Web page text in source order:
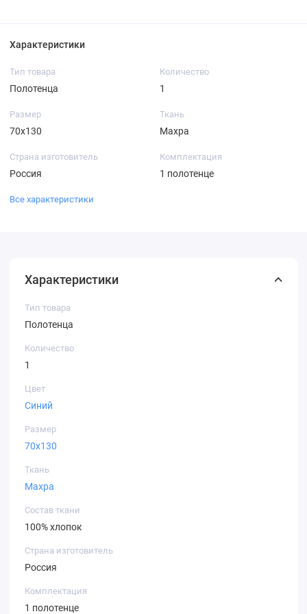
Характеристики
Тип товара
Полотенца
Количество
1
Размер
70х130
Ткань
Махра
Страна изготовитель
Россия
Комплектация
1 полотенце
Все характеристики
Характеристики
Тип товара
Полотенца
Количество
1
Цвет
Синий
Размер
70х130
Ткань
Махра
Состав ткани
100% хлопок
Страна изготовитель
Россия
Комплектация
1 полотенце